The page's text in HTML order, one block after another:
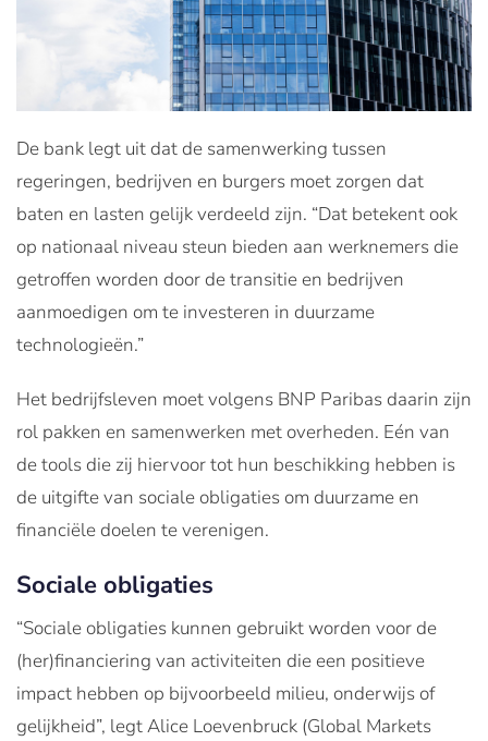
De bank legt uit dat de samenwerking tussen
regeringen, bedrijven en burgers moet zorgen dat
baten en lasten gelijk verdeeld zijn. “Dat betekent ook
op nationaal niveau steun bieden aan werknemers die
getroffen worden door de transitie en bedrijven
aanmoedigen om te investeren in duurzame
technologieën.”
Het bedrijfsleven moet volgens BNP Paribas daarin zijn
rol pakken en samenwerken met overheden. Eén van
de tools die zij hiervoor tot hun beschikking hebben is
de uitgifte van sociale obligaties om duurzame en
financiële doelen te verenigen.
Sociale obligaties
“Sociale obligaties kunnen gebruikt worden voor de
(her)financiering van activiteiten die een positieve
impact hebben op bijvoorbeeld milieu, onderwijs of
gelijkheid”, legt Alice Loevenbruck (Global Markets